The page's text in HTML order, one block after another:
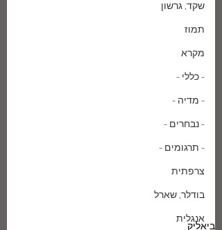
שקד, גרשון
תמוז
מקרא
- כללי -
- מדיה -
- נבחרים -
- תרגומים -
צרפתית
בודלר, שארל
אנגלית
ביאליק